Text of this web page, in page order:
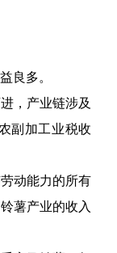
良多。
，产业链涉及
副加工业税收
动能力的所有
薯产业的收入